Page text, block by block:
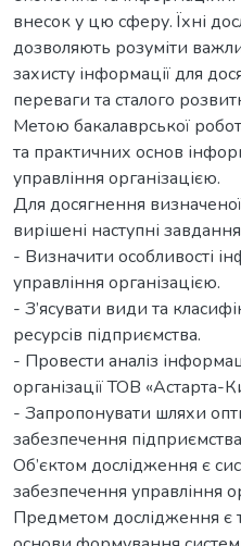
внесок у цю сферу. Їхні
дозволяють розуміти
захисту інформації для
переваги та сталого
Метою бакалаврської
та практичних основ
управління організацією.
Для досягнення
вирішені наступні
- Визначити особливості
управління організацією.
- З’ясувати види та
ресурсів підприємства.
- Провести аналіз
організації ТОВ «Астарта-
- Запропонувати шляхи
забезпечення
Об’єктом дослідження є
забезпечення управління
Предметом дослідження є